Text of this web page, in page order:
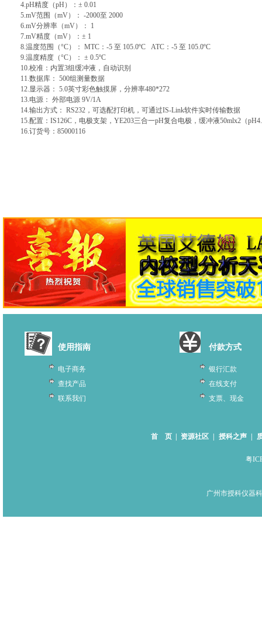
4.pH精度（pH）：± 0.01
5.mV范围（mV）： -2000至 2000
6.mV分辨率（mV）： 1
7.mV精度（mV）：± 1
8.温度范围（°C）： MTC：-5 至 105.0ºC ATC：-5 至 105.0ºC
9.温度精度（°C）： ± 0.5ºC
10.校准：内置3组缓冲液，自动识别
11.数据库： 500组测量数据
12.显示器： 5.0英寸彩色触摸屏，分辨率480*272
13.电源： 外部电源 9V/1A
14.输出方式： RS232，可选配打印机，可通过IS-Link软件实时传输数据
15.配置：IS126C，电极支架，YE203三合一pH复合电极，缓冲液50mlx2（
16.订货号：85000116
使用指南
电子商务
查找产品
联系我们
付款方式
银行汇款
在线支付
支票、现金
首 页 资源社区 授科之声
粤
广州市授科仪器